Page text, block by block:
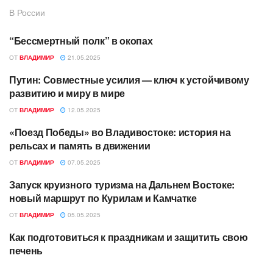
В России
АВТОРСКОЕ
“Бессмертный полк” в окопах
ОТ ВЛАДИМИР 21.05.2025
АВТОРСКОЕ
Путин: Совместные усилия — ключ к устойчивому
развитию и миру в мире
ОТ ВЛАДИМИР 12.05.2025
АВТОРСКОЕ
«Поезд Победы» во Владивостоке: история на
рельсах и память в движении
ОТ ВЛАДИМИР 07.05.2025
АВТОРСКОЕ
Запуск круизного туризма на Дальнем Востоке:
новый маршрут по Курилам и Камчатке
ОТ ВЛАДИМИР 05.05.2025
АВТОРСКОЕ
Как подготовиться к праздникам и защитить свою
печень